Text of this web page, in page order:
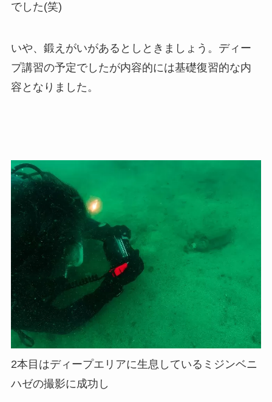
でした(笑)
いや、鍛えがいがあるとしときましょう。ディー
プ講習の予定でしたが内容的には基礎復習的な内
容となりました。
2本目はディープエリアに生息しているミジンベニ
ハゼの撮影に成功し